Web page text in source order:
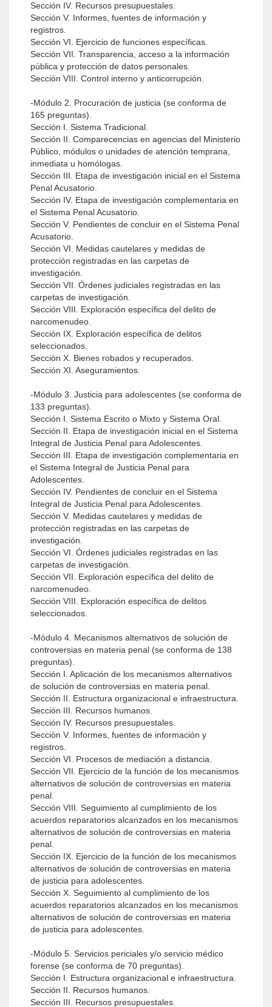
Sección IV. Recursos presupuestales.
Sección V. Informes, fuentes de información y
registros.
Sección VI. Ejercicio de funciones específicas.
Sección VII. Transparencia, acceso a la información
pública y protección de datos personales.
Sección VIII. Control interno y anticorrupción.
-Módulo 2. Procuración de justicia (se conforma de
165 preguntas).
Sección I. Sistema Tradicional.
Sección II. Comparecencias en agencias del Ministerio
Público, módulos o unidades de atención temprana,
inmediata u homólogas.
Sección III. Etapa de investigación inicial en el Sistema
Penal Acusatorio.
Sección IV. Etapa de investigación complementaria en
el Sistema Penal Acusatorio.
Sección V. Pendientes de concluir en el Sistema Penal
Acusatorio.
Sección VI. Medidas cautelares y medidas de
protección registradas en las carpetas de
investigación.
Sección VII. Órdenes judiciales registradas en las
carpetas de investigación.
Sección VIII. Exploración específica del delito de
narcomenudeo.
Sección IX. Exploración específica de delitos
seleccionados.
Sección X. Bienes robados y recuperados.
Sección XI. Aseguramientos.
-Módulo 3. Justicia para adolescentes (se conforma de
133 preguntas).
Sección I. Sistema Escrito o Mixto y Sistema Oral.
Sección II. Etapa de investigación inicial en el Sistema
Integral de Justicia Penal para Adolescentes.
Sección III. Etapa de investigación complementaria en
el Sistema Integral de Justicia Penal para
Adolescentes.
Sección IV. Pendientes de concluir en el Sistema
Integral de Justicia Penal para Adolescentes.
Sección V. Medidas cautelares y medidas de
protección registradas en las carpetas de
investigación.
Sección VI. Órdenes judiciales registradas en las
carpetas de investigación.
Sección VII. Exploración específica del delito de
narcomenudeo.
Sección VIII. Exploración específica de delitos
seleccionados.
-Módulo 4. Mecanismos alternativos de solución de
controversias en materia penal (se conforma de 138
preguntas).
Sección I. Aplicación de los mecanismos alternativos
de solución de controversias en materia penal.
Sección II. Estructura organizacional e infraestructura.
Sección III. Recursos humanos.
Sección IV. Recursos presupuestales.
Sección V. Informes, fuentes de información y
registros.
Sección VI. Procesos de mediación a distancia.
Sección VII. Ejercicio de la función de los mecanismos
alternativos de solución de controversias en materia
penal.
Sección VIII. Seguimiento al cumplimiento de los
acuerdos reparatorios alcanzados en los mecanismos
alternativos de solución de controversias en materia
penal.
Sección IX. Ejercicio de la función de los mecanismos
alternativos de solución de controversias en materia
de justicia para adolescentes.
Sección X. Seguimiento al cumplimiento de los
acuerdos reparatorios alcanzados en los mecanismos
alternativos de solución de controversias en materia
de justicia para adolescentes.
-Módulo 5. Servicios periciales y/o servicio médico
forense (se conforma de 70 preguntas).
Sección I. Estructura organizacional e infraestructura.
Sección II. Recursos humanos.
Sección III. Recursos presupuestales.